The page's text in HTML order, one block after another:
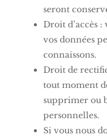
seront
Droit d’accès :
vos données
connaissons.
Droit de
tout moment
supprimer ou
personnelles.
Si vous nous